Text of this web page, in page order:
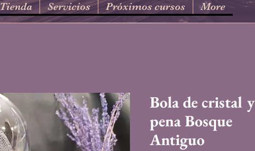
Tienda Servicios Próximos cursos More
Bola de cristal y
pena Bosque
Antiguo